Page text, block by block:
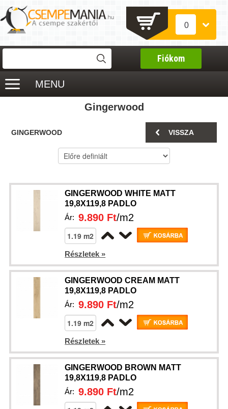
0
Fiókom
MENU
Gingerwood
GINGERWOOD VISSZA
GINGERWOOD WHITE MATT
19,8X119,8 PADLO
Ár:9.890 Ft/m2
Részletek »
GINGERWOOD CREAM MATT
19,8X119,8 PADLO
Ár:9.890 Ft/m2
Részletek »
GINGERWOOD BROWN MATT
19,8X119,8 PADLO
Ár:9.890 Ft/m2